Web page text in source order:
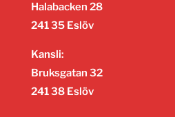
Halabacken 28
241 35 Eslöv
Kansli:
Bruksgatan 32
241 38 Eslöv